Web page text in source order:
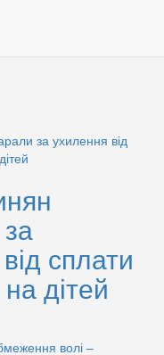
сплати
дітей